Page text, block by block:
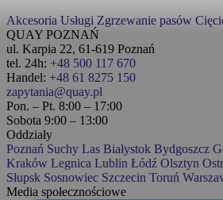
Akcesoria Usługi Zgrzewanie pasów
QUAY POZNAŃ
ul. Karpia 22, 61-619 Poznań
tel. 24h: +48 500 117 670
Handel: +48 61 8275 150
zapytania@quay.pl
Pon. – Pt. 8:00 – 17:00
Sobota 9:00 – 13:00
Oddziały
Poznań Suchy Las Białystok Bydgoszcz
Kraków Legnica Lublin Łódź Olsztyn
Słupsk Sosnowiec Szczecin Toruń
Media społecznościowe